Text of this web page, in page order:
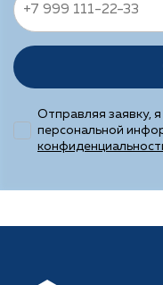
Отправляя заявку, я
персональной